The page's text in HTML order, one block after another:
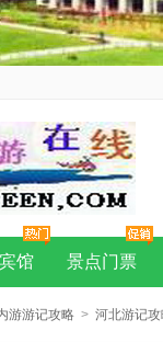
馆 景点门票
游游记攻略 > 河北游记